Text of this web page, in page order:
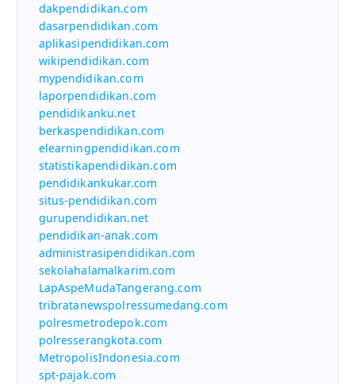
dakpendidikan.com
dasarpendidikan.com
aplikasipendidikan.com
wikipendidikan.com
mypendidikan.com
laporpendidikan.com
pendidikanku.net
berkaspendidikan.com
elearningpendidikan.com
statistikapendidikan.com
pendidikankukar.com
situs-pendidikan.com
gurupendidikan.net
pendidikan-anak.com
administrasipendidikan.com
sekolahalamalkarim.com
LapAspeMudaTangerang.com
tribratanewspolressumedang.com
polresmetrodepok.com
polresserangkota.com
MetropolisIndonesia.com
spt-pajak.com